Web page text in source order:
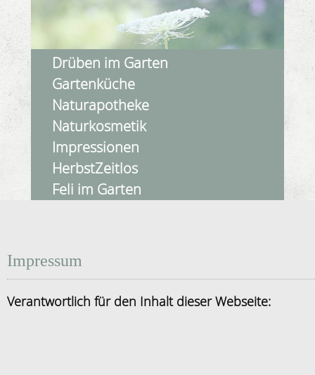
Drüben im Garten
Gartenküche
Naturapotheke
Naturkosmetik
Impressionen
HerbstZeitlos
Feli im Garten
Impressum
Verantwortlich für den Inhalt dieser Webseite: